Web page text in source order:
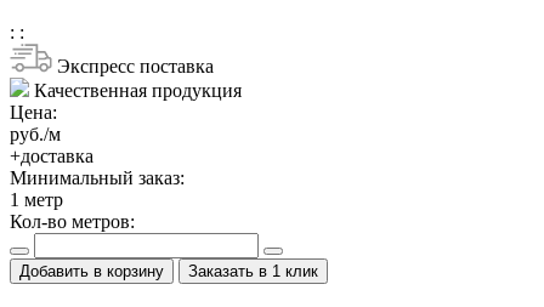
: :
Экспресс поставка
Качественная продукция
Цена:
руб./м
+доставка
Минимальный заказ:
1 метр
Кол-во метров:
Добавить в корзину Заказать в 1 клик